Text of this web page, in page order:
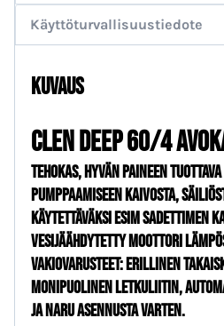
Käyttöturvallisuustiedote
Kuvaus
CLEN DEEP 60/4
Tehokas, hyvän paineen
pumppaamiseen kaivosta,
käytettäväksi esim sadettimen
vesijäähdytetty moottori
Vakiovarusteet: erillinen
monipuolinen letkuliitin,
ja naru asennusta varten.